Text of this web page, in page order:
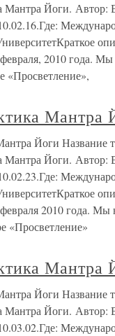
Мантра Йоги. Автор:
2010 года.
«Просветление»,
Мантра
Йоги Название
Мантра Йоги. Автор:
2010 года. Мы
«Просветление»
Мантра
Йоги Название
Мантра Йоги. Автор: